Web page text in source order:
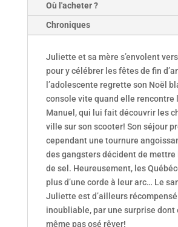
Où l'acheter ?
Chroniques
Juliette et sa mère s’envolent
pour y célébrer les fêtes de fin
l’adolescente regrette son Noël
console vite quand elle rencontre
Manuel, qui lui fait découvrir les
ville sur son scooter! Son séjour
cependant une tournure
des gangsters décident de mettre
de sel. Heureusement, les
plus d’une corde à leur arc… Le
Juliette est d’ailleurs récompensé
inoubliable, par une surprise dont
même pas osé rêver!